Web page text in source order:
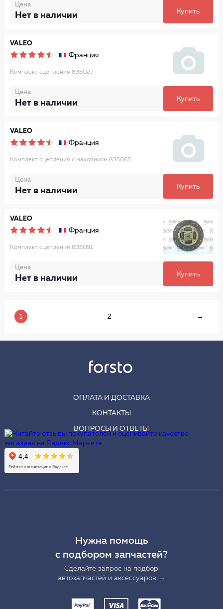
Цена
Нет в наличии Купить
VALEO
Франция
Комплект сцепления 835027
Цена
Нет в наличии Купить
VALEO
Франция
Комплект сцепления с маховиком 835065
Цена
Нет в наличии Купить
VALEO
Франция
Комплект сцепления 835091
Цена
Нет в наличии Купить
1 2 →
ОПЛАТА И ДОСТАВКА
КОНТАКТЫ
ВОПРОСЫ И ОТВЕТЫ
Нужна помощь
с подбором запчастей?
Сделайте запрос на подбор
автозапчастей и аксессуаров →